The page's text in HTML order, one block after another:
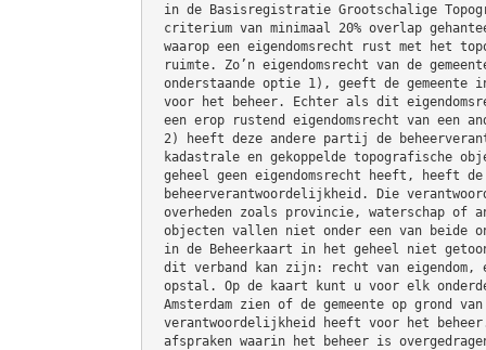
in de Basisregistratie Grootschalige
criterium van minimaal 20% overlap
waarop een eigendomsrecht rust met het
ruimte. Zo’n eigendomsrecht van de
onderstaande optie 1), geeft de
voor het beheer. Echter als dit
een erop rustend eigendomsrecht van een
2) heeft deze andere partij de
kadastrale en gekoppelde topografische
geheel geen eigendomsrecht heeft, heeft de
beheerverantwoordelijkheid. Die
overheden zoals provincie, waterschap of
objecten vallen niet onder een van beide
in de Beheerkaart in het geheel niet
dit verband kan zijn: recht van
opstal. Op de kaart kunt u voor elk
Amsterdam zien of de gemeente op grond
verantwoordelijkheid heeft voor het
afspraken waarin het beheer is